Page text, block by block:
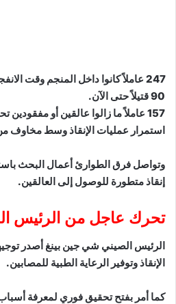
247 عاملاً كانوا داخل المنجم وقت الانفجار.
90 قتيلاً حتى الآن.
157 عاملاً ما زالوا عالقين أو مفقودين تحت الأرض.
استمرار عمليات الإنقاذ وسط مخاوف
وتواصل فرق الطوارئ أعمال البحث
إنقاذ متطورة للوصول إلى العالقين.
تحرك عاجل من الرئيس
الرئيس الصيني شي جين بينغ أصدر
الإنقاذ وتوفير الرعاية الطبية للمصابين.
كما أمر بفتح تحقيق فوري لمعرفة أسباب